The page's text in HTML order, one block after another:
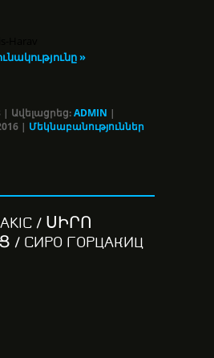
»
| Ավելացրեց:ADMIN |
| Մեկնաբանություններ
/ ՍԻՐՈ
СИРО ГОРЦАКИЦ